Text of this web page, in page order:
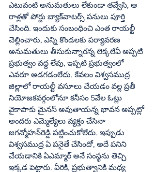
ఎటువంటి అనుమతులు లేకుండా తవ్వేసి, ఆ
రాళ్లతో పోర్టు బ్యాక్‌వాటర్స్‌ పనులు పూర్తి
చేసింది. ఇందుకు సంబంధించి ఎంత రాయల్టీ
చెల్లించారు, ఎన్ని కొండలకు పర్యావరణ
అనుమతులు తీసుకున్నారన్న లెక్కలేవీ అప్పటి
ప్రభుత్వం వద్ద లేవు, ఇప్పటి ప్రభుత్వంలో
ఎవరూ అడగడంలేదు. కేవలం విశ్వసముద్ర
జిల్లాలో రాయల్టీ వసూలు చేయడం వల్ల ప్రతీ
నియోజకవర్గంలోనూ కనీసం 5వేల ఓట్లు
వైకాపాకు మైనస్‌ అవుతాయన్న భావన అప్పట్లో
అందరు ఎమ్మెల్యేలు వ్యక్తం చేసినా
జగన్మోహన్‌రెడ్డి పట్టించుకోలేదు. ఇప్పుడు
విశ్వసముద్ర ఏ పనైతే చేసిందో, అదే పనిని
చేయడానికి ఏఎమ్మార్‌ అనే సంస్థను తెచ్చి
ఇక్కడ పెట్టారు. వీరికి, ప్రభుత్వానికి మధ్య